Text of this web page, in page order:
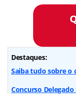
Destaques:
Saiba tudo sobre o
Concurso Delegado